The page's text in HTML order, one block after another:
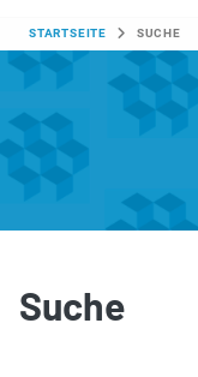
SIE SIND HIER:
STARTSEITE SUCHE
Suche